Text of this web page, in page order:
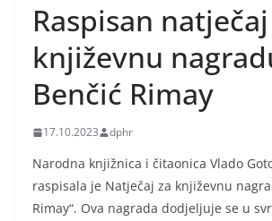
Raspisan
književnu
Benčić Rimay
17.10.2023 dphr
Narodna knjižnica i čitaonica Vlado
raspisala je Natječaj za književnu
Rimay“. Ova nagrada dodjeljuje se u